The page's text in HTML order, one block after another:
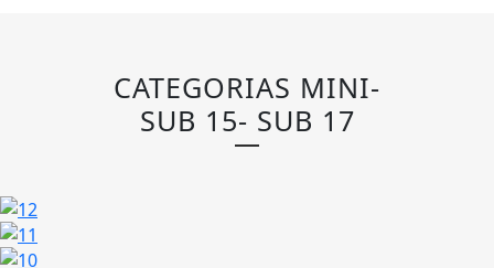
CATEGORIAS MINI-
SUB 15- SUB 17